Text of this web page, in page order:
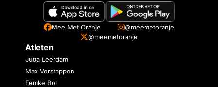
Mee Met Oranje
@meemetoranje
@meemetoranje
Atleten
Jutta Leerdam
Max Verstappen
Femke Bol